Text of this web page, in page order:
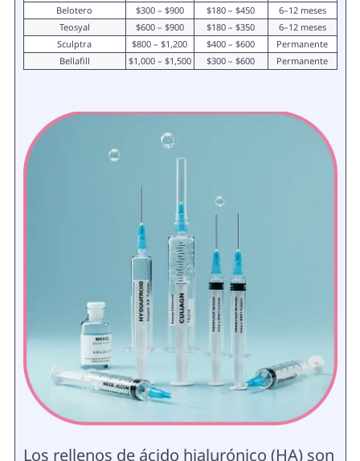
Belotero
$300 – $900 $180 – $450
6–12 meses
Teosyal
$600 – $900 $180 – $350
6–12 meses
Sculptra
$800 – $1,200 $400 – $600
Permanente
Bellafill
$1,000 – $1,500 $300 – $600 Permanente
Los rellenos de ácido hialurónico (HA) son